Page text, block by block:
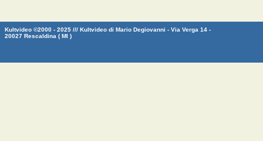
Kultvideo ©2000 - 2025 /// Kultvideo di Mario Degiovanni - Via Verga 14 -
20027 Rescaldina ( MI )